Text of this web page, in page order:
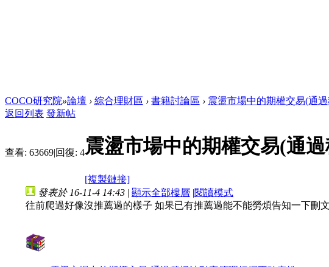
COCO研究院»論壇 › 綜合理財區 › 書籍討論區 › 震盪市場中的期權交易(通
返回列表 發新帖
查看: 63669|回復: 4震盪市場中的期權交易(通
[複製鏈接]
發表於 16-11-4 14:43 | 顯示全部樓層 |閱讀模式
往前爬過好像沒推薦過的樣子 如果已有推薦過能不能勞煩告知一下刪文